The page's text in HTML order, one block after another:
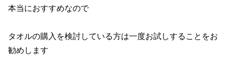
本当におすすめなので
タオルの購入を検討している方は一度お試しすることをお
勧めします